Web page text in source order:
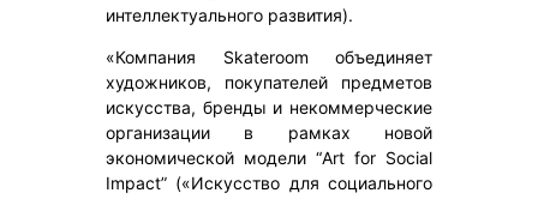
интеллектуального развития).
«Компания Skateroom объединяет
художников, покупателей предметов
искусства, бренды и некоммерческие
организации в рамках новой
экономической модели “Art for Social
Impact” («Искусство для социального